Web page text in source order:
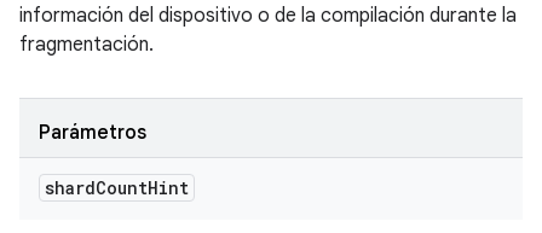
información del dispositivo o de la compilación durante la
fragmentación.
Parámetros
shardCountHint